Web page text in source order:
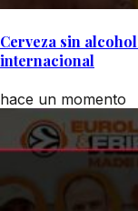
Cerveza sin
internacional
hace un momento